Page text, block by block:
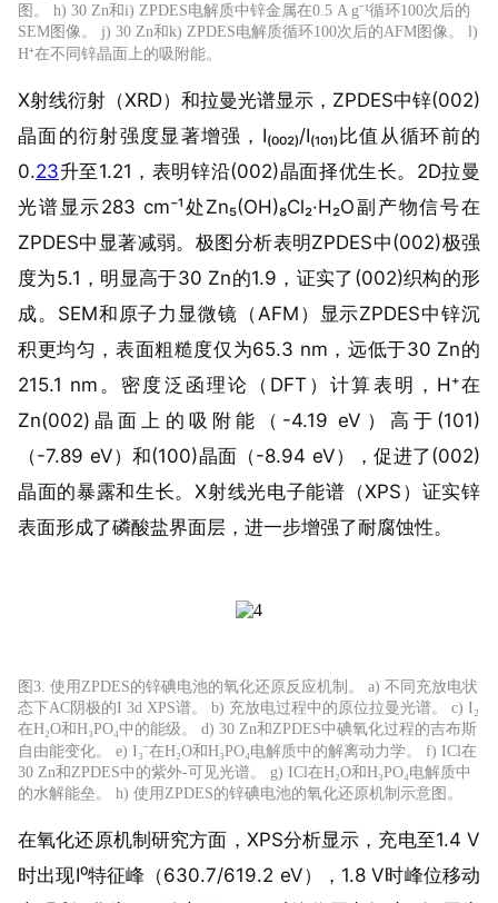
图。 h) 30 Zn和i) ZPDES电解质中锌金属在0.5 A g⁻¹循环100次后的
SEM图像。 j) 30 Zn和k) ZPDES电解质循环100次后的AFM图像。 l)
H⁺在不同锌晶面上的吸附能。
X射线衍射（XRD）和拉曼光谱显示，ZPDES中锌(002)
晶面的衍射强度显著增强，I₍₀₀₂₎/I₍₁₀₁₎比值从循环前的
0.23升至1.21，表明锌沿(002)晶面择优生长。2D拉曼
光谱 显示283 cm⁻¹处Zn₅(OH)₈Cl₂·H₂O副产物信号在
ZPDES中显著减弱。极图分析表明ZPDES中(002)极强
度为5.1，明显高于30 Zn的1.9，证实了(002)织构的形
成。SEM和原子力显微镜（AFM）显示ZPDES中锌沉
积更均匀，表面粗糙度仅为65.3 nm，远低于30 Zn的
215.1 nm。密度泛函理论（DFT）计算表明，H⁺在
Zn(002)晶面上的吸附能（-4.19 eV）高于(101)
（-7.89 eV）和(100)晶面（-8.94 eV），促进了(002)
晶面的暴露和生长。X射线光电子能谱（XPS）证实锌
表面形成了磷酸盐界面层 ，进一步增强了耐腐蚀性。
图3. 使用ZPDES的锌碘电池的氧化还原反应机制。 a) 不同充放电状
态下AC阴极的I 3d XPS谱。 b) 充放电过程中的原位拉曼光谱。 c) I₂
在H₂O和H₃PO₄中的能级。 d) 30 Zn和ZPDES中碘氧化过程的吉布斯
自由能变化。 e) I₃⁻在H₂O和H₃PO₄电解质中的解离动力学。 f) ICl在
30 Zn和ZPDES中的紫外-可见光谱。 g) ICl在H₂O和H₃PO₄电解质中
的水解能垒。 h) 使用ZPDES的锌碘电池的氧化还原机制示意图。
在氧化还原机制研究方面，XPS分析显示，充电至1.4 V
时出现I⁰特征峰（630.7/619.2 eV），1.8 V时峰位移动